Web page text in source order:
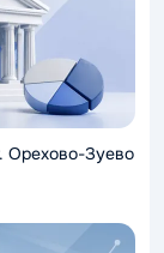
Орехово-Зуево